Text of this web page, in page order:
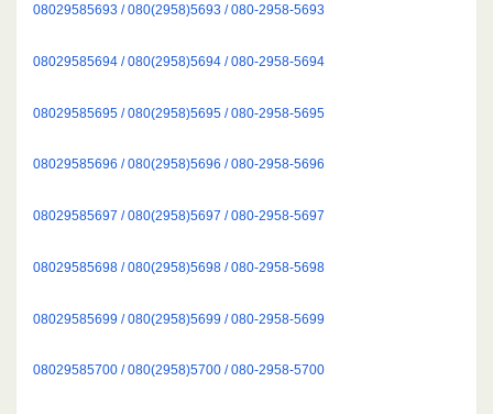
08029585693 / 080(2958)5693 / 080-2958-5693
08029585694 / 080(2958)5694 / 080-2958-5694
08029585695 / 080(2958)5695 / 080-2958-5695
08029585696 / 080(2958)5696 / 080-2958-5696
08029585697 / 080(2958)5697 / 080-2958-5697
08029585698 / 080(2958)5698 / 080-2958-5698
08029585699 / 080(2958)5699 / 080-2958-5699
08029585700 / 080(2958)5700 / 080-2958-5700